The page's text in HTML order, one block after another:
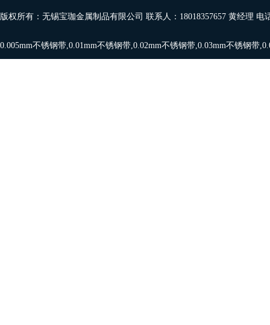
版权所有：无锡宝珈金属制品有限公司 联系人：18018357657 黄经理
0.005mm不锈钢带,0.01mm不锈钢带,0.02mm不锈钢带,0.03mm不锈钢带,